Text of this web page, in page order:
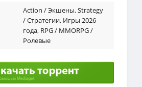
Action / Экшены,Strategy
/ Стратегии, Игры 2026
года, RPG / MMORPG /
Ролевые